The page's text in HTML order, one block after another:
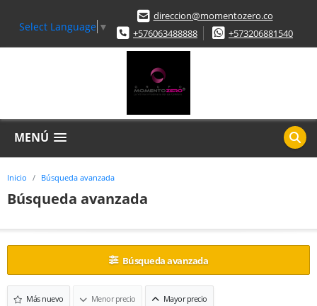
Select Language ▼
direccion@momentozero.co
+576063488888
+573206881540
MENÚ
Inicio Búsqueda avanzada
Búsqueda avanzada
Búsqueda avanzada
Más nuevo Menor precio Mayor precio